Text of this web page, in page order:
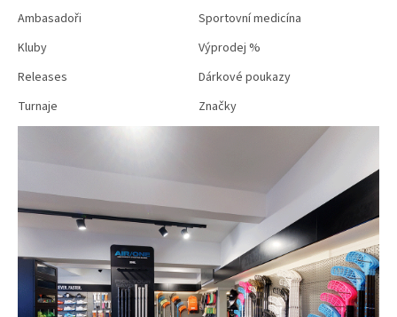
Ambasadoři
Kluby
Releases
Turnaje
Sportovní medicína
Výprodej %
Dárkové poukazy
Značky